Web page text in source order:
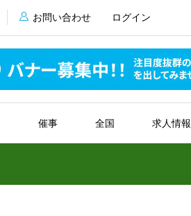
お問い合わせ ログイン
催事 全国 求人情報